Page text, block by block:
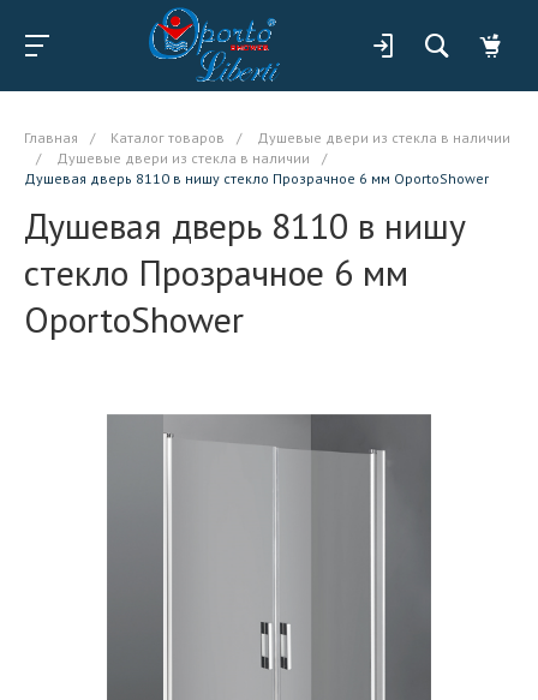
Главная / Каталог товаров /
Душевые двери из стекла в наличии
/
Душевые двери из стекла в наличии
/
Душевая дверь 8110 в нишу стекло Прозрачное 6 мм OportoShower
Душевая дверь 8110 в нишу
стекло Прозрачное 6 мм
OportoShower